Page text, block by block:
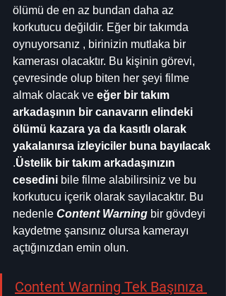
ölümü de en az bundan daha az
korkutucu değildir. Eğer bir takımda
oynuyorsanız , birinizin mutlaka bir
kamerası olacaktır. Bu kişinin görevi,
çevresinde olup biten her şeyi filme
almak olacak ve eğer bir takım
arkadaşının bir canavarın elindeki
ölümü kazara ya da kasıtlı olarak
yakalanırsa izleyiciler buna bayılacak
.Üstelik bir takım arkadaşınızın
cesedini bile filme alabilirsiniz ve bu
korkutucu içerik olarak sayılacaktır. Bu
nedenle Content Warning bir gövdeyi
kaydetme şansınız olursa kamerayı
açtığınızdan emin olun.
Content Warning Tek Başınıza